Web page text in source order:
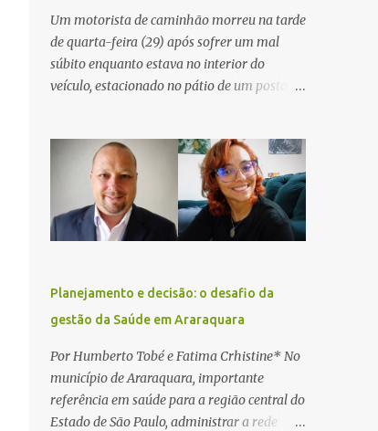
Um motorista de caminhão morreu na tarde
de quarta-feira (29) após sofrer um mal
súbito enquanto estava no interior do
veículo, estacionado no pátio de um posto de
Araraquara. De acordo com informações da
Artesp, a concessionária foi acionada por
meio do telefone 0800 após relatos de que
havia um condutor inconsciente dentro de
um caminhão. Equipes de resgate foram
encontraram a vítima em parada
cardiorrespiratória. Os socorristas iniciaram
imediatamente as manobras de reanimação
cardiopulmonar (RCP), porém, apesar de
todos os esforços, o motorista não
respondeu aos procedimentos. Às 17h03,
médicos da Unidade de Suporte Avançado
Planejamento e decisão: o desafio da
gestão da Saúde em Araraquara
Por Humberto Tobé e Fatima Crhistine* No
município de Araraquara, importante
referência em saúde para a região central do
Estado de São Paulo, administrar a rede